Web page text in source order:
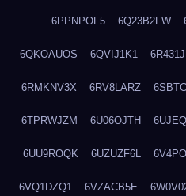
6PPNPOF5 6Q23B2FW
6QKOAUOS 6QVIJ1K1
6RMKNV3X 6RV8LARZ
6TPRWJZM 6U06OJTH
6UU9ROQK 6UZUZF6L
6VQ1DZQ1 6VZACB5E